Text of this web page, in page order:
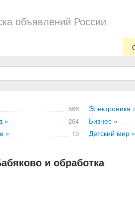
объявлений России
566 Электроника
» 264 Бизнес »
» 10 Детский мир »
и обработка